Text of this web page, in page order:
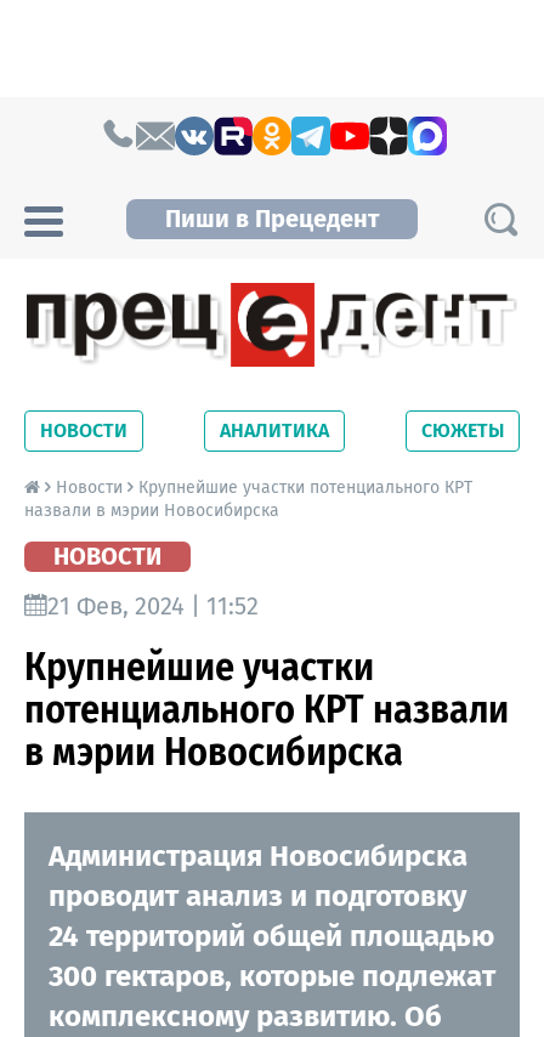
Пиши в Прецедент
Новосибирской области. Читайте свежие
новости на сайте сетевого издания
Precedent.
НОВОСТИ АНАЛИТИКА СЮЖЕТЫ
Новости
Крупнейшие участки потенциального КРТ
назвали в мэрии Новосибирска
НОВОСТИ
21 Фев, 2024 | 11:52
Крупнейшие участки
потенциального КРТ назвали
в мэрии Новосибирска
Администрация Новосибирска
проводит анализ и подготовку
24 территорий общей площадью
300 гектаров, которые подлежат
комплексному развитию. Об